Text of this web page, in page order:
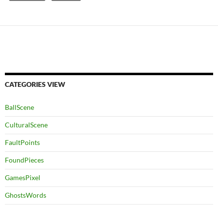
CATEGORIES VIEW
BallScene
CulturalScene
FaultPoints
FoundPieces
GamesPixel
GhostsWords